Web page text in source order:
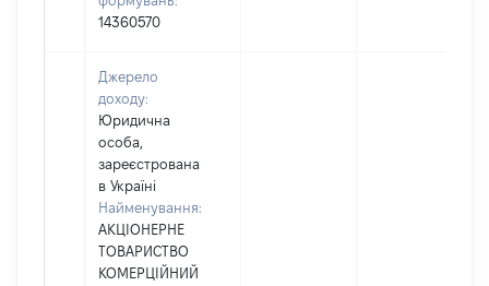
14360570
Джерело
доходу:
Юридична
особа,
зареєстрована
в Україні
Найменування:
АКЦІОНЕРНЕ
ТОВАРИСТВО
КОМЕРЦІЙНИЙ